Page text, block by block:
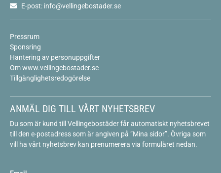
E-post: info@vellingebostader.se
Pressrum
Sponsring
Hantering av personuppgifter
Om www.vellingebostader.se
Tillgänglighetsredogörelse
ANMÄL DIG TILL VÅRT NYHETSBREV
Du som är kund till Vellingebostäder får automatiskt nyhetsbrevet
till den e-postadress som är angiven på ”Mina sidor”. Övriga som
vill ha vårt nyhetsbrev kan prenumerera via formuläret nedan.